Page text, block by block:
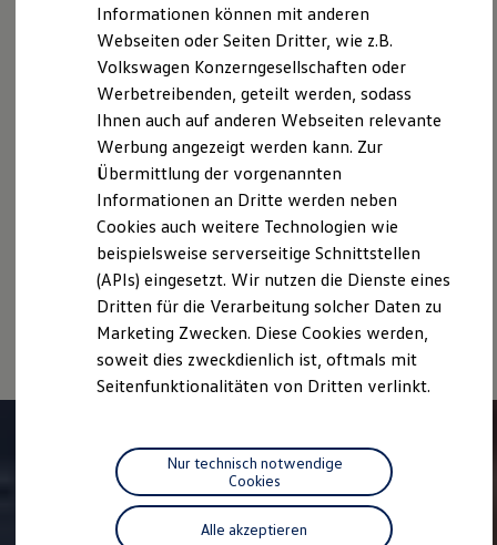
Golf Kollektion
Volkswagen Kollektion
R-Kollektion
GTI Kollektion
Fußball Drop
we drive football
#wedriveproud
Besitzer und Service
myVolkswagen
Software Updates
Service und Ersatzteile
Inspektion und HU/AU
Reparaturen und Checks
Motorenöl und Flüssigkeiten
Räder und Reifen
Pannen- und Unfallhilfe
Economy Service
Volkswagen Teile
Zubehör
Transport
Entertainment und Elektronik
Individualisieren
Wallbox und Ladekabel
Digitale Extras
Mehrpreis.
Bitte beachten Sie auch unseren Konfigurator für eine Übersicht
der aktuell verfügbaren Modelle und Ausstattungen.
Die angegebenen Verbrauchs- und Emissionswerte beziehen
sich nicht auf ein einzelnes Fahrzeug und sind nicht Bestandteil
des Angebots, sondern dienen allein Vergleichszwecken
zwischen den verschiedenen Fahrzeugtypen.
Zusatzausstattungen und
Zubehör
usw.) können relevante Fahrzeugparameter, wie z. B.
Rollwiderstand und Aerodynamik verändern und neben
Witterungs- und Verkehrsbedingungen sowie dem
individuellen Fahrverhalten den Kraftstoffverbrauch, den
Stromverbrauch, die CO₂-Emissionen und die
Fahrleistungswerte eines Fahrzeugs beeinflussen.
Informationen können mit anderen
Webseiten oder Seiten Dritter, wie z.B.
Volkswagen Konzerngesellschaften oder
Werbetreibenden, geteilt werden, sodass
Ihnen auch auf anderen Webseiten relevante
Werbung angezeigt werden kann. Zur
Übermittlung der vorgenannten
Informationen an Dritte werden neben
Cookies auch weitere Technologien wie
beispielsweise serverseitige Schnittstellen
(APIs) eingesetzt. Wir nutzen die Dienste eines
Dritten für die Verarbeitung solcher Daten zu
Marketing Zwecken. Diese Cookies werden,
soweit dies zweckdienlich ist, oftmals mit
Seitenfunktionalitäten von Dritten verlinkt.
Alle akzeptieren
Nur technisch notwendige
Cookies